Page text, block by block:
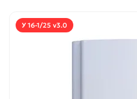
У 16-1/25 v3.0